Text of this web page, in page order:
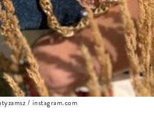
/ instagram.com